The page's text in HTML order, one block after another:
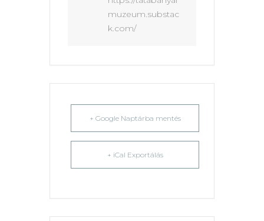
muzeum.substac
k.com/
+ Google Naptárba mentés
+ iCal Exportálás